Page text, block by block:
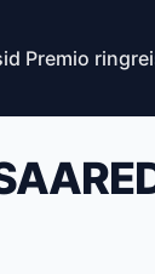
Premio